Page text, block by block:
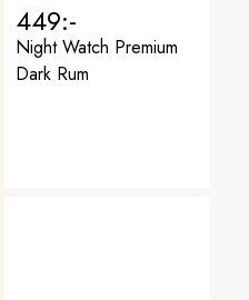
449:-
Night Watch Premium
Dark Rum